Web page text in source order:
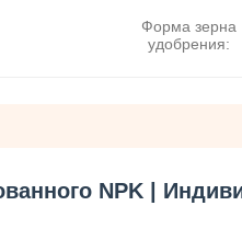
Форма зерна
удобрения:
NPK |